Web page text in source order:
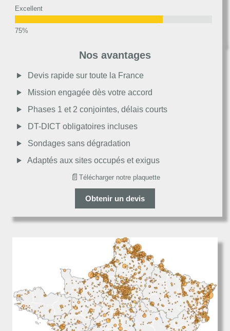
Excellent
Moyen
Passable
Décevant
Nos avantages
Devis rapide sur toute la France
Mission engagée dès votre accord
Phases 1 et 2 conjointes, délais courts
DT-DICT obligatoires incluses
Sondages sans dégradation
Adaptés aux sites occupés et exigus
📄 Télécharger notre plaquette
Obtenir un devis